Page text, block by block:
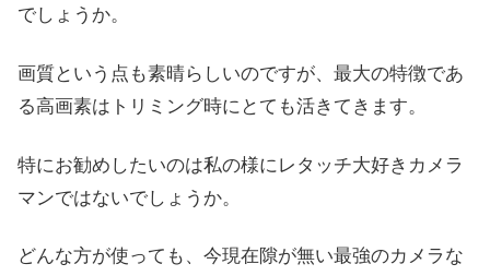
でしょうか。
画質という点も素晴らしいのですが、最大の特徴であ
る高画素はトリミング時にとても活きてきます。
特にお勧めしたいのは私の様にレタッチ大好きカメラ
マンではないでしょうか。
どんな方が使っても、今現在隙が無い最強のカメラな